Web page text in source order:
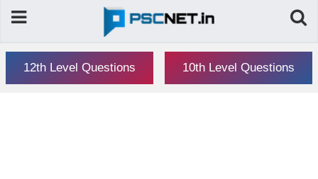
12th Level Questions 10th Level Questions